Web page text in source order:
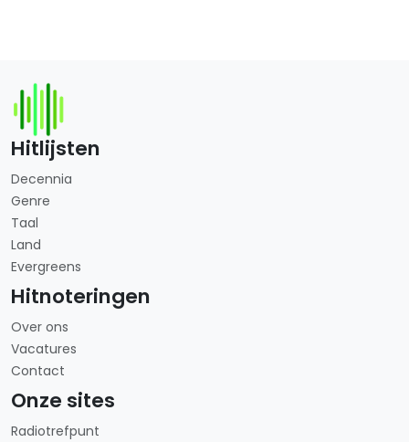
Hitlijsten
Decennia
Genre
Taal
Land
Evergreens
Hitnoteringen
Over ons
Vacatures
Contact
Onze sites
Radiotrefpunt